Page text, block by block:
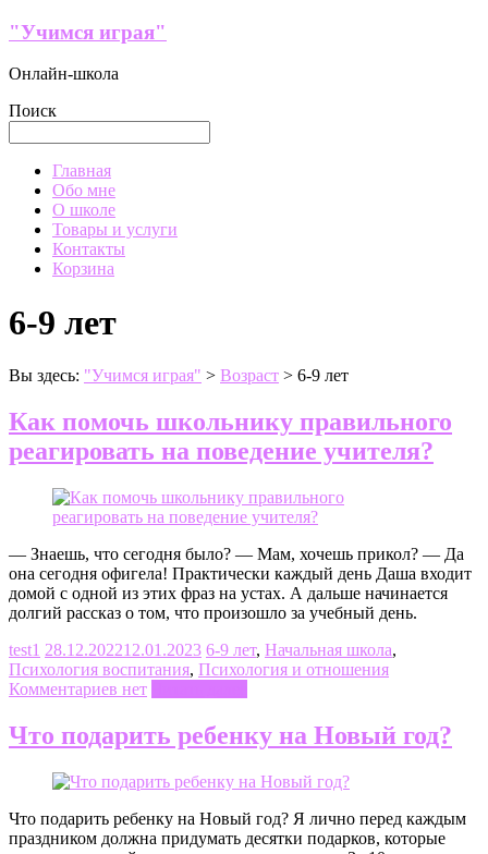
Перейти
содержимому
"Учимся играя"
Онлайн-школа
Поиск
МенюГлавная
Обо мне
О школе
Товары и услуги
Контакты
Корзина
6-9 лет
Вы здесь: "Учимся играя" > Возраст > 6-9 лет
Как помочь школьнику правильного
реагировать на поведение учителя?
— Знаешь, что сегодня было? — Мам, хочешь прикол? — Да
она сегодня офигела! Практически каждый день Даша входит
домой с одной из этих фраз на устах. А дальше начинается
долгий рассказ о том, что произошло за учебный день.
test1 28.12.202212.01.2023 6-9 лет, Начальная школа,
Психология воспитания, Психология и отношения
Комментариев нет
Что подарить ребенку на Новый год?
Что подарить ребенку на Новый год? Я лично перед каждым
праздником должна придумать десятки подарков, которые